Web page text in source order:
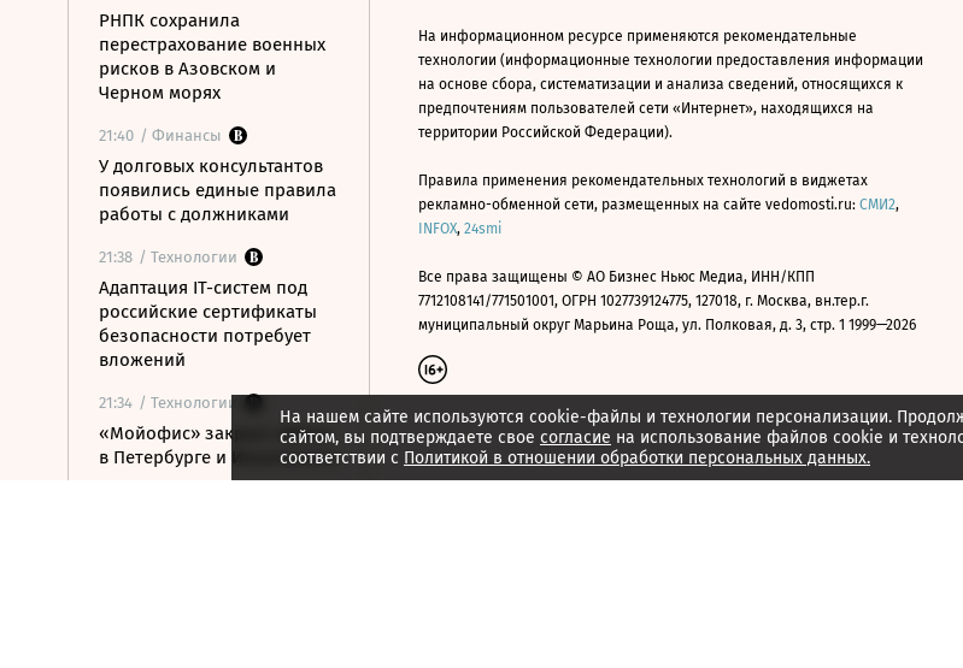
РНПК сохранила
перестрахование военных
рисков в Азовском и
Черном морях
21:40 / Финансы
У долговых консультантов
появились единые правила
работы с должниками
21:38 / Технологии
Адаптация IT-систем под
российские сертификаты
безопасности потребует
вложений
21:34 / Технологии
«Мойофис» закрыл офисы
в Петербурге и Иннополисе
На нашем сайте используются cookie-файлы и технологии персонализации.
сайтом, вы подтверждаете свое согласие на использование файлов cookie и
соответствии с Политикой в отношении обработки персональных данных.
На информационном ресурсе применяются рекомендательные
технологии (информационные технологии предоставления информации
на основе сбора, систематизации и анализа сведений, относящихся к
предпочтениям пользователей сети «Интернет», находящихся на
территории Российской Федерации).
Правила применения рекомендательных технологий в виджетах
рекламно-обменной сети, размещенных на сайте vedomosti.ru: СМИ2,
INFOX, 24smi
Все права защищены © АО Бизнес Ньюс Медиа, ИНН/КПП
7712108141/771501001, ОГРН 1027739124775, 127018, г. Москва, вн.тер.г.
муниципальный округ Марьина Роща, ул. Полковая, д. 3, стр. 1 1999—2026